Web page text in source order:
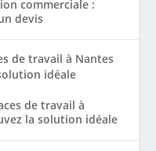
de travail à Nantes
idéale